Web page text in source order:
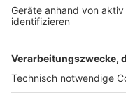
Je nach Bundesland
Zwerchhauses
baurechtlich aus,
Abstandsflächen.
Dachlandschaft